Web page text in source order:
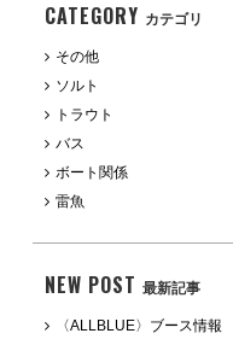
CATEGORY カテゴリ
その他
ソルト
トラウト
バス
ボート関係
雷魚
NEW POST 最新記事
〈ALLBLUE〉ブース情報